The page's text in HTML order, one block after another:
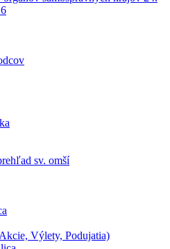
sv. omší
Výlety, Podujatia)